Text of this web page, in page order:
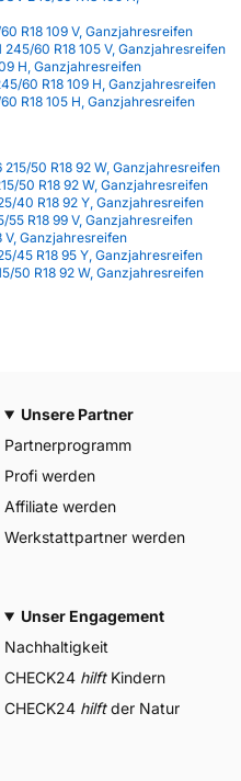
R18 109 V, Ganzjahresreifen
60 R18 105 V, Ganzjahresreifen
H, Ganzjahresreifen
60 R18 109 H, Ganzjahresreifen
R18 105 H, Ganzjahresreifen
50 R18 92 W, Ganzjahresreifen
50 R18 92 W, Ganzjahresreifen
40 R18 92 Y, Ganzjahresreifen
55 R18 99 V, Ganzjahresreifen
V, Ganzjahresreifen
45 R18 95 Y, Ganzjahresreifen
50 R18 92 W, Ganzjahresreifen
Unsere Partner
Partnerprogramm
Profi werden
Affiliate werden
Werkstattpartner werden
Unser Engagement
Nachhaltigkeit
CHECK24 hilftKindern
CHECK24 hilftder Natur